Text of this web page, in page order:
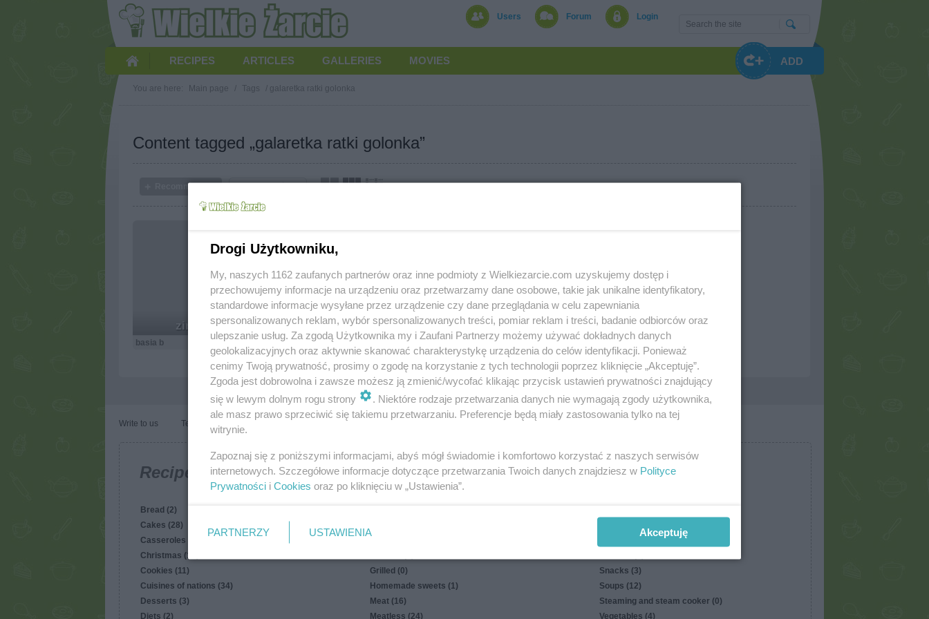
Users Forum Login
RECIPES ARTICLES GALLERIES MOVIES ADD
You are here: Main page / Tags / galaretka ratki golonka
Content tagged „galaretka ratki golonka”
Recommended
zimne nóżki
37.1k 12
basia b
Write to us Terms of use Privacy policy
Recipes
Bread (2)
Cakes (28)
Casseroles (7)
Christmas (17)
Cookies (11)
Cuisines of nations (34)
Desserts (3)
Diets (2)
Grilled (0)
Homemade sweets (1)
Meat (16)
Meatless (24)
Sauces and dips (1)
Snacks (3)
Soups (12)
Steaming and steam cooker (0)
Vegetables (4)
Drogi Użytkowniku,
My, naszych 1162 zaufanych partnerów oraz inne podmioty z Wielkiezarcie.com uzyskujemy dostęp i
przechowujemy informacje na urządzeniu oraz przetwarzamy dane osobowe, takie jak unikalne identyfikatory,
standardowe informacje wysyłane przez urządzenie czy dane przeglądania w celu zapewniania
spersonalizowanych reklam, wybór spersonalizowanych treści, pomiar reklam i treści, badanie odbiorców oraz
ulepszanie usług. Za zgodą Użytkownika my i Zaufani Partnerzy możemy używać dokładnych danych
geolokalizacyjnych oraz aktywnie skanować charakterystykę urządzenia do celów identyfikacji. Ponieważ
cenimy Twoją prywatność, prosimy o zgodę na korzystanie z tych technologii poprzez kliknięcie „Akceptuję”.
Zgoda jest dobrowolna i zawsze możesz ją zmienić/wycofać klikając przycisk ustawień prywatności znajdujący
się w lewym dolnym rogu strony
. Niektóre rodzaje przetwarzania danych nie wymagają zgody użytkownika,
ale masz prawo sprzeciwić się takiemu przetwarzaniu. Preferencje będą miały zastosowania tylko na tej
witrynie.
Zapoznaj się z poniższymi informacjami, abyś mógł świadomie i komfortowo korzystać z naszych serwisów
internetowych. Szczegółowe informacje dotyczące przetwarzania Twoich danych znajdziesz w Polityce
Prywatności i Cookies oraz po kliknięciu w „Ustawienia”.
PARTNERZY USTAWIENIA Akceptuję